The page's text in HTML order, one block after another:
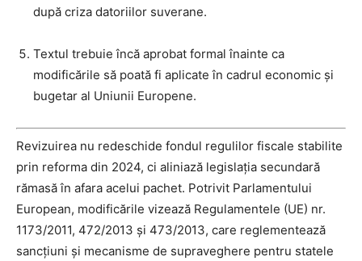
după criza datoriilor suverane.
Textul trebuie încă aprobat formal înainte ca
modificările să poată fi aplicate în cadrul economic și
bugetar al Uniunii Europene.
Revizuirea nu redeschide fondul regulilor fiscale stabilite
prin reforma din 2024, ci aliniază legislația secundară
rămasă în afara acelui pachet. Potrivit Parlamentului
European, modificările vizează Regulamentele (UE) nr.
1173/2011, 472/2013 și 473/2013, care reglementează
sancțiuni și mecanisme de supraveghere pentru statele